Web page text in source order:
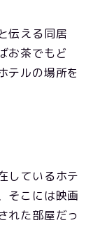
伝える同居
お茶でもど
テルの場所を
しているホテ
そこには映画
れた部屋だっ